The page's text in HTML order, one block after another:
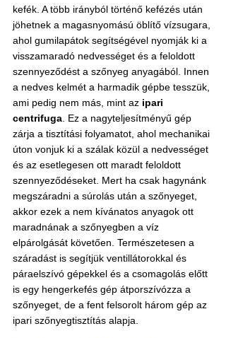
kefék. A több irányból történő kefézés után
jöhetnek a magasnyomású öblítő vízsugara,
ahol gumilapátok segítségével nyomják ki a
visszamaradó nedvességet és a feloldott
szennyeződést a szőnyeg anyagából. Innen
a nedves kelmét a harmadik gépbe tesszük,
ami pedig nem más, mint az ipari
centrifuga . Ez a nagyteljesítményű gép
zárja a tisztítási folyamatot, ahol mechanikai
úton vonjuk ki a szálak közül a nedvességet
és az esetlegesen ott maradt feloldott
szennyeződéseket. Mert ha csak hagynánk
megszáradni a súrolás után a szőnyeget,
akkor ezek a nem kívánatos anyagok ott
maradnának a szőnyegben a víz
elpárolgását követően. Természetesen a
száradást is segítjük ventillátorokkal és
páraelszívó gépekkel és a csomagolás előtt
is egy hengerkefés gép átporszívózza a
szőnyeget, de a fent felsorolt három gép az
ipari szőnyegtisztítás alapja.